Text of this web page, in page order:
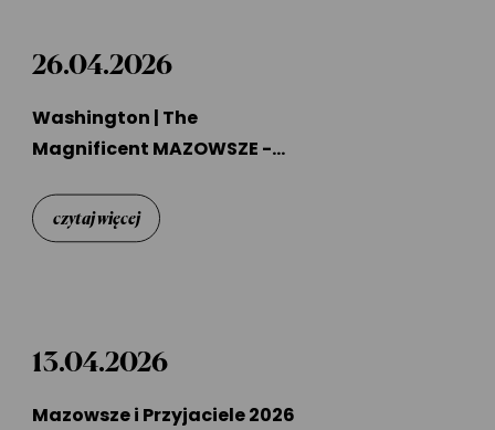
26.04.2026
Washington | The
Magnificent MAZOWSZE -
czytaj więcej
13.04.2026
Mazowsze i Przyjaciele 2026